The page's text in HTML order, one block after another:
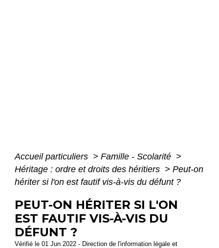
Accueil particuliers > Famille - Scolarité >
Héritage : ordre et droits des héritiers > Peut-on
hériter si l'on est fautif vis-à-vis du défunt ?
PEUT-ON HÉRITER SI L'ON
EST FAUTIF VIS-À-VIS DU
DÉFUNT ?
Vérifié le 01 Jun 2022 - Direction de l'information légale et